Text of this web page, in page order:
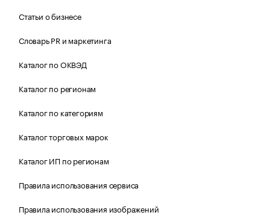
Статьи о бизнесе
Словарь PR и маркетинга
Каталог по ОКВЭД
Каталог по регионам
Каталог по категориям
Каталог торговых марок
Каталог ИП по регионам
Правила использования сервиса
Правила использования изображений